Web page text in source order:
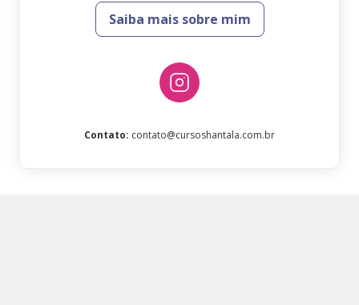
Saiba mais sobre mim
Contato: contato@cursoshantala.com.br